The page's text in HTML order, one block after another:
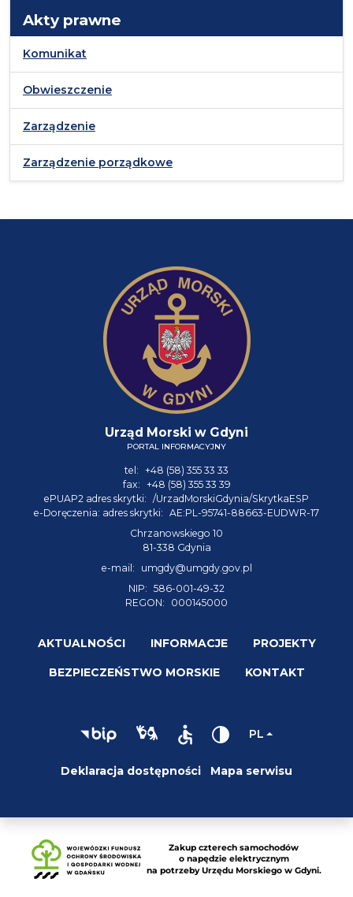
Akty prawne
Komunikat
Obwieszczenie
Zarządzenie
Zarządzenie porządkowe
Urząd Morski w Gdyni
PORTAL INFORMACYJNY
tel: +48 (58) 355 33 33
fax: +48 (58) 355 33 39
ePUAP2 adres skrytki: /UrzadMorskiGdynia/SkrytkaESP
e-Doręczenia: adres skrytki: AE:PL-95741-88663-EUDWR-17
Chrzanowskiego 10
81-338 Gdynia
e-mail:
umgdy@umgdy.gov.pl
NIP: 586-001-49-32
REGON:
000145000
AKTUALNOŚCI INFORMACJE PROJEKTY
BEZPIECZEŃSTWO MORSKIE KONTAKT
PL
Deklaracja dostępności Mapa serwisu